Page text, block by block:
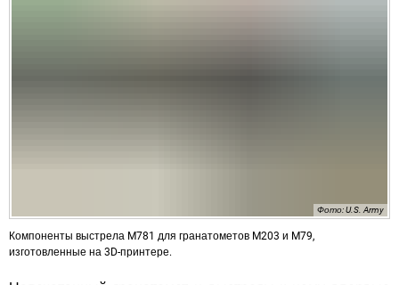
Фото: U.S. Army
Компоненты выстрела M781 для гранатометов M203 и M79,
изготовленные на 3D-принтере.